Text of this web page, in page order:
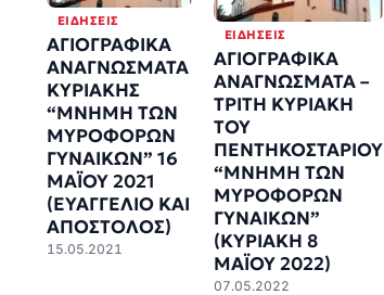
ΕΙΔΉΣΕΙΣ
ΑΓΙΟΓΡΑΦΙΚΑ
ΑΝΑΓΝΩΣΜΑΤΑ
ΚΥΡΙΑΚΗΣ
“ΜΝΗΜΗ ΤΩΝ
ΜΥΡΟΦΟΡΩΝ
ΓΥΝΑΙΚΩΝ” 16
ΜΑΪΟΥ 2021
(ΕΥΑΓΓΕΛΙΟ ΚΑΙ
ΑΠΟΣΤΟΛΟΣ)
15.05.2021
ΕΙΔΉΣΕΙΣ
ΑΓΙΟΓΡΑΦΙΚΑ
ΑΝΑΓΝΩΣΜΑΤΑ –
ΤΡΙΤΗ ΚΥΡΙΑΚΗ
ΤΟΥ
ΠΕΝΤΗΚΟΣΤΑΡΙΟΥ
“ΜΝΗΜΗ ΤΩΝ
ΜΥΡΟΦΟΡΩΝ
ΓΥΝΑΙΚΩΝ”
(ΚΥΡΙΑΚΗ 8
ΜΑΪΟΥ 2022)
07.05.2022